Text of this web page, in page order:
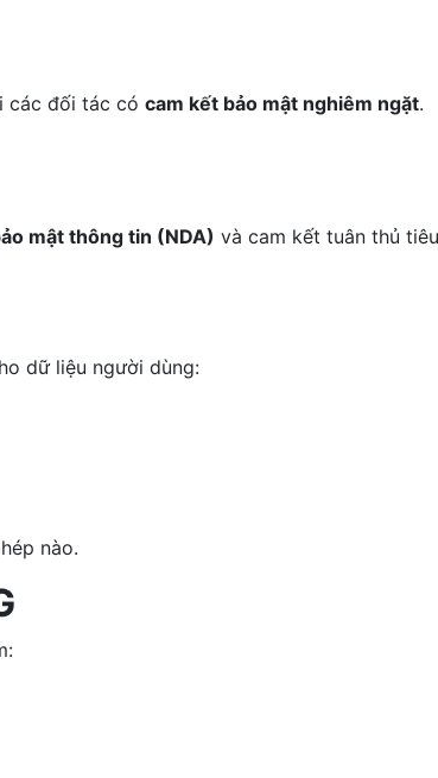
các đối tác có cam kết bảo mật nghiêm ngặt.
mật thông tin (NDA) và cam kết tuân thủ
dữ liệu người dùng:
nào.